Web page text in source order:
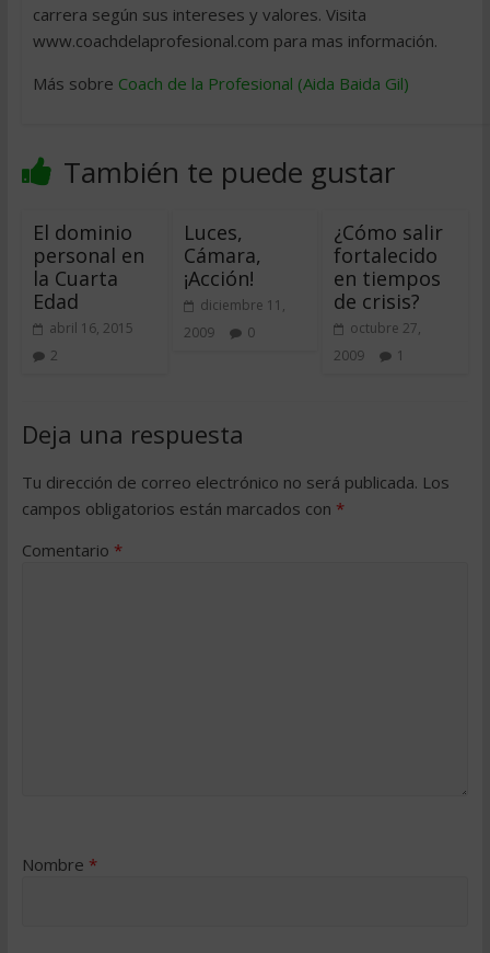
carrera según sus intereses y valores. Visita
www.coachdelaprofesional.com para mas información.
Más sobre Coach de la Profesional (Aida Baida Gil)
También te puede gustar
El dominio
personal en
la Cuarta
Edad
abril 16, 2015
2
Luces,
Cámara,
¡Acción!
diciembre 11,
2009
0
¿Cómo salir
fortalecido
en tiempos
de crisis?
octubre 27,
2009
1
Deja una respuesta
Tu dirección de correo electrónico no será publicada. Los
campos obligatorios están marcados con *
Comentario *
Nombre *